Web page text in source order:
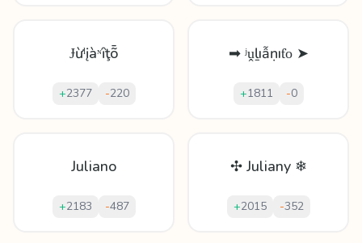
Ɉừˡįàᶰȋţȭ
+2377 -220
➡ ʲṷḻıẫṇıƭο ➤
+1811 -0
Juliano
+2183 -487
✣ Juliany ❄
+2015 -352